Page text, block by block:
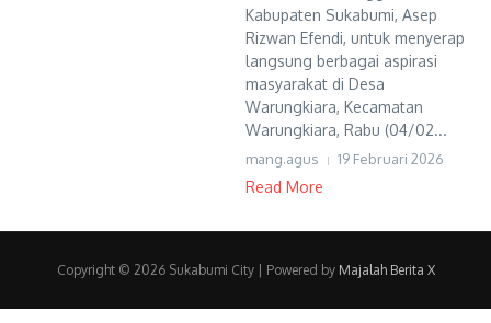
Kabupaten Sukabumi, Asep
Rizwan Efendi, untuk menyerap
langsung berbagai aspirasi
masyarakat di Desa
Warungkiara, Kecamatan
Warungkiara, Rabu (04/02...
mang.agus 19 Februari 2026
Read More
Copyright © 2026 Sukabumi City | Powered by Majalah Berita X